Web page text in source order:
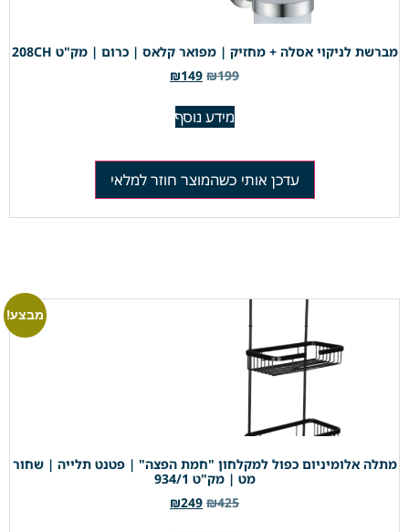
מברשת לניקוי אסלה + מחזיק | מפואר קלאס | כרום | מק"ט 208CH
₪199
₪149
מידע נוסף
עדכן אותי כשהמוצר חוזר למלאי
מבצע!
מתלה אלומיניום כפול למקלחון "חמת הפצה" | פטנט תלייה | שחור
מט | מק"ט 934/1
₪425
₪249